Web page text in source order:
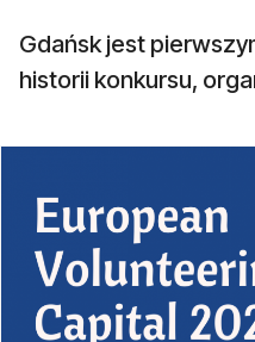
Gdańsk jest
historii konkursu,